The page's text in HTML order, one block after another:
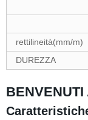
rettilineità(mm/m)
DUREZZA
BENVENUTI